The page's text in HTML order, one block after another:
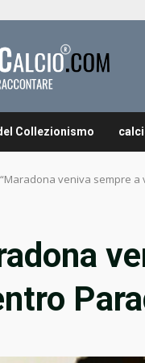
Collezionismo
veniva sempre